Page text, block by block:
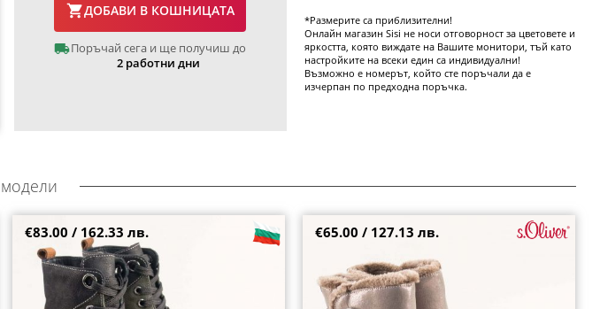
ДОБАВИ В КОШНИЦАТА
Поръчай сега и ще получиш до
2 работни дни
*Размерите са приблизителни!
Онлайн магазин Sisi не носи отговорност за цветовете и
яркостта, която виждате на Вашите монитори, тъй като
настройките на всеки един са индивидуални!
Възможно е номерът, който сте поръчали да е
изчерпан по предходна поръчка.
Пъстри дамски боти на модерно ходило с
връзки и цип k222-1ps
€83.00 / 162.33 лв.
Топли дамски боти S.OLIVER на равно ходило с
37 38 39
€65.00 / 127.13 лв.